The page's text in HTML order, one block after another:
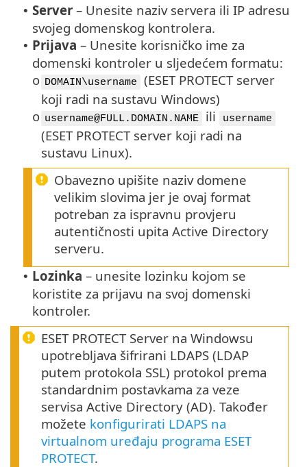
• Server – Unesite naziv servera ili IP adresu
svojeg domenskog kontrolera.
• Prijava – Unesite korisničko ime za
domenski kontroler u sljedećem formatu:
o DOMAIN\username
(ESET PROTECT server
koji radi na sustavu Windows)
o username@FULL.DOMAIN.NAME ili username
(ESET PROTECT server koji radi na
sustavu Linux).
Obavezno upišite naziv domene
velikim slovima jer je ovaj format
potreban za ispravnu provjeru
autentičnosti upita Active Directory
serveru.
• Lozinka – unesite lozinku kojom se
koristite za prijavu na svoj domenski
kontroler.
ESET PROTECT Server na Windowsu
upotrebljava šifrirani LDAPS (LDAP
putem protokola SSL) protokol prema
standardnim postavkama za veze
servisa Active Directory (AD). Također
možete konfigurirati LDAPS na
virtualnom uređaju programa ESET
PROTECT.